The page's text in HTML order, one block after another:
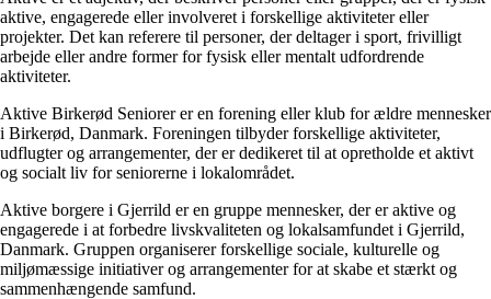
aktive, engagerede eller involveret i forskellige aktiviteter eller
projekter. Det kan referere til personer, der deltager i sport, frivilligt
arbejde eller andre former for fysisk eller mentalt udfordrende
aktiviteter.
Aktive Birkerød Seniorer er en forening eller klub for ældre mennesker
i Birkerød, Danmark. Foreningen tilbyder forskellige aktiviteter,
udflugter og arrangementer, der er dedikeret til at opretholde et aktivt
og socialt liv for seniorerne i lokalområdet.
Aktive borgere i Gjerrild er en gruppe mennesker, der er aktive og
engagerede i at forbedre livskvaliteten og lokalsamfundet i Gjerrild,
Danmark. Gruppen organiserer forskellige sociale, kulturelle og
miljømæssige initiativer og arrangementer for at skabe et stærkt og
sammenhængende samfund.